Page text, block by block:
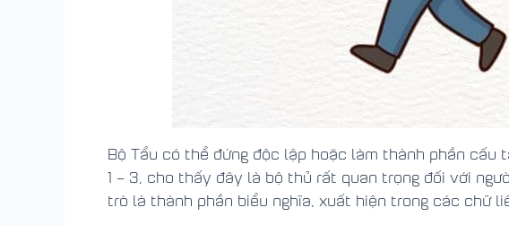
Bộ Tẩu có thể đứng độc lập hoặc làm thành phần cấu
1 – 3, cho thấy đây là bộ thủ rất quan trọng đối với
trò là thành phần biểu nghĩa, xuất hiện trong các chữ